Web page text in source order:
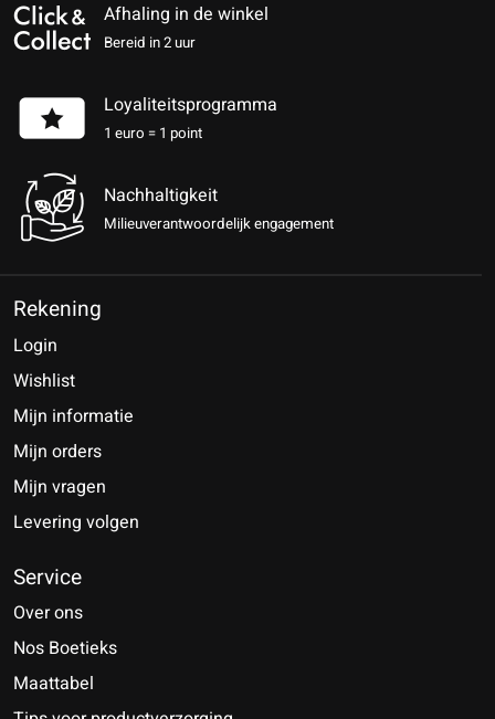
Afhaling in de winkel
Bereid in 2 uur
Loyaliteitsprogramma
1 euro = 1 point
Nachhaltigkeit
Milieuverantwoordelijk engagement
Rekening
Login
Wishlist
Mijn informatie
Mijn orders
Mijn vragen
Levering volgen
Service
Over ons
Nos Boetieks
Maattabel